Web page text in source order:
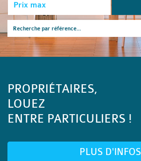
PROPRIÉTAIRES,
LOUEZ
ENTRE PARTICULIERS !
PLUS D'INFOS